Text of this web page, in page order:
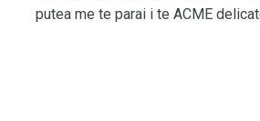
putea me te parai i te ACME